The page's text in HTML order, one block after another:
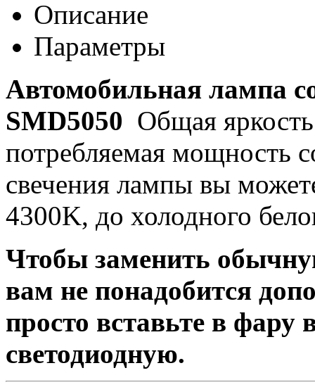
Описание
Параметры
Автомобильная лампа
SMD5050 Общая
потребляемая мощность
свечения лампы вы
4300K, до холодного
Чтобы заменить
вам не понадобится
просто вставьте в
светодиодную.